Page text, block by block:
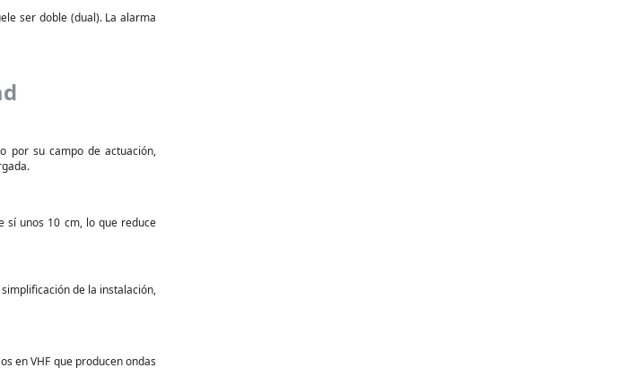
ser doble (dual). La alarma
por su campo de actuación,
sí unos 10 cm, lo que reduce
de la instalación,
en VHF que producen ondas